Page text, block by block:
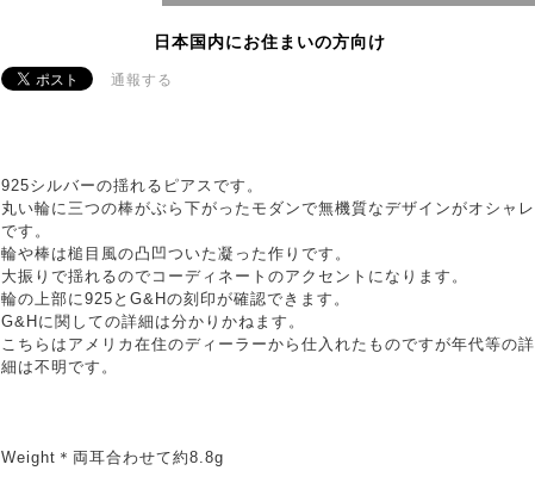
日本国内にお住まいの方向け
通報する
925シルバーの揺れるピアスです。
丸い輪に三つの棒がぶら下がったモダンで無機質なデザインがオシャレ
です。
輪や棒は槌目風の凸凹ついた凝った作りです。
大振りで揺れるのでコーディネートのアクセントになります。
輪の上部に925とG&Hの刻印が確認できます。
G&Hに関しての詳細は分かりかねます。
こちらはアメリカ在住のディーラーから仕入れたものですが年代等の詳
細は不明です。
Weight＊両耳合わせて約8.8g